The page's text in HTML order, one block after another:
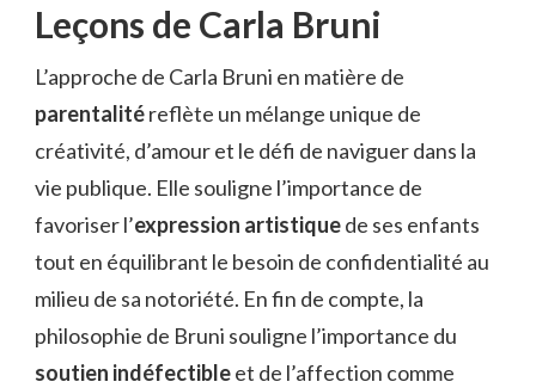
Leçons de Carla Bruni
L’approche de Carla Bruni en matière de
parentalitéreflète un mélange unique de
créativité, d’amour et le défi de naviguer dans la
vie publique. Elle souligne l’importance de
favoriser l’expression artistiquede ses enfants
tout en équilibrant le besoin de confidentialité au
milieu de sa notoriété. En fin de compte, la
philosophie de Bruni souligne l’importance du
soutien indéfectibleet de l’affection comme